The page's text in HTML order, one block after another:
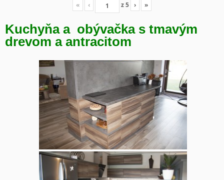
« ‹ z5 › »
Kuchyňa a obývačka s tmavým
drevom a antracitom